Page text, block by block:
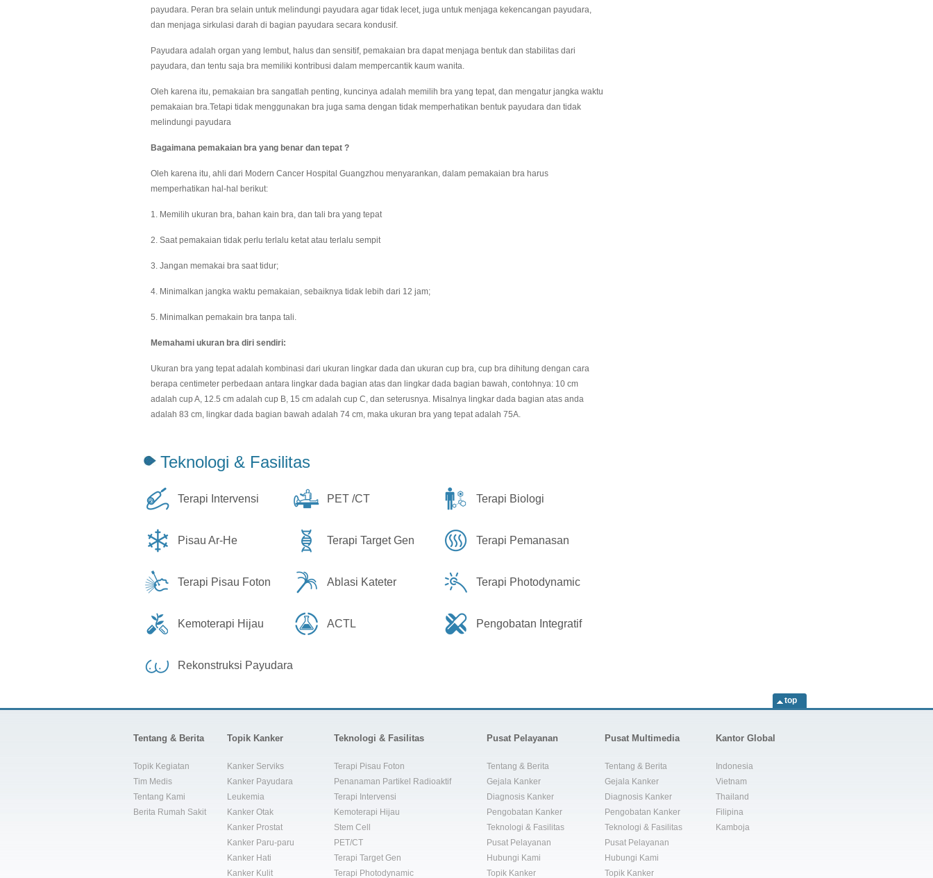
payudara. Peran bra selain untuk melindungi payudara agar tidak lecet, juga untuk menjaga kekencangan payudara,
dan menjaga sirkulasi darah di bagian payudara secara kondusif.
Payudara adalah organ yang lembut, halus dan sensitif, pemakaian bra dapat menjaga bentuk dan stabilitas dari
payudara, dan tentu saja bra memiliki kontribusi dalam mempercantik kaum wanita.
Oleh karena itu, pemakaian bra sangatlah penting, kuncinya adalah memilih bra yang tepat, dan mengatur jangka waktu
pemakaian bra.Tetapi tidak menggunakan bra juga sama dengan tidak memperhatikan bentuk payudara dan tidak
melindungi payudara
Bagaimana pemakaian bra yang benar dan tepat ?
Oleh karena itu, ahli dari Modern Cancer Hospital Guangzhou menyarankan, dalam pemakaian bra harus
memperhatikan hal-hal berikut:
1. Memilih ukuran bra, bahan kain bra, dan tali bra yang tepat
2. Saat pemakaian tidak perlu terlalu ketat atau terlalu sempit
3. Jangan memakai bra saat tidur;
4. Minimalkan jangka waktu pemakaian, sebaiknya tidak lebih dari 12 jam;
5. Minimalkan pemakain bra tanpa tali.
Memahami ukuran bra diri sendiri:
Ukuran bra yang tepat adalah kombinasi dari ukuran lingkar dada dan ukuran cup bra, cup bra dihitung dengan cara
berapa centimeter perbedaan antara lingkar dada bagian atas dan lingkar dada bagian bawah, contohnya: 10 cm
adalah cup A, 12.5 cm adalah cup B, 15 cm adalah cup C, dan seterusnya. Misalnya lingkar dada bagian atas anda
adalah 83 cm, lingkar dada bagian bawah adalah 74 cm, maka ukuran bra yang tepat adalah 75A.
Teknologi & Fasilitas
Terapi Intervensi PET /CT Terapi Biologi
Pisau Ar-He Terapi Target Gen Terapi Pemanasan
Terapi Pisau Foton Ablasi Kateter Terapi Photodynamic
Kemoterapi Hijau ACTL Pengobatan Integratif
Rekonstruksi Payudara
top
Tentang & Berita
Topik Kegiatan
Tim Medis
Tentang Kami
Berita Rumah Sakit
Topik Kanker
Kanker Serviks
Kanker Payudara
Leukemia
Kanker Otak
Kanker Prostat
Kanker Paru-paru
Kanker Hati
Kanker Kulit
Teknologi & Fasilitas
Terapi Pisau Foton
Penanaman Partikel Radioaktif
Terapi Intervensi
Kemoterapi Hijau
Stem Cell
PET/CT
Terapi Target Gen
Terapi Photodynamic
Pusat Pelayanan
Tentang & Berita
Gejala Kanker
Diagnosis Kanker
Pengobatan Kanker
Teknologi & Fasilitas
Pusat Pelayanan
Hubungi Kami
Topik Kanker
Pusat Multimedia
Tentang & Berita
Gejala Kanker
Diagnosis Kanker
Pengobatan Kanker
Teknologi & Fasilitas
Pusat Pelayanan
Hubungi Kami
Topik Kanker
Kantor Global
Indonesia
Vietnam
Thailand
Filipina
Kamboja